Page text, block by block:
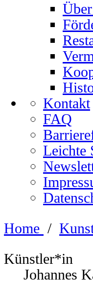
Kontakt
FAQ
Leichte
Home /
Künstler*in
Johannes